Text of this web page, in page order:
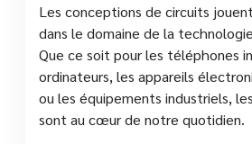
Les conceptions de circuits
dans le domaine de la
Que ce soit pour les téléphones
ordinateurs, les appareils
ou les équipements industriels,
sont au cœur de notre quotidien.